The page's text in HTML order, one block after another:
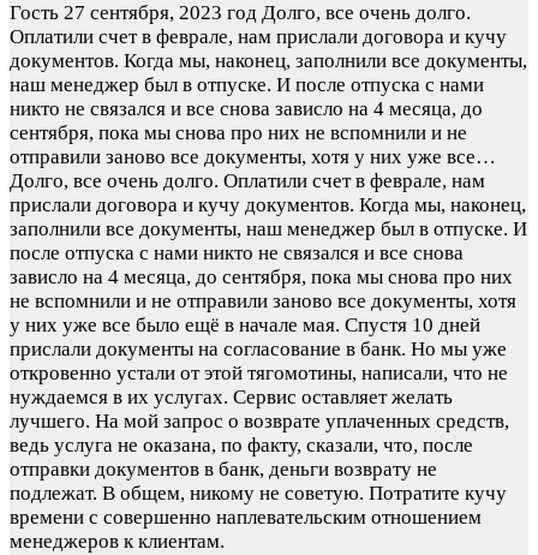
Гость 27 сентября, 2023 год Долго, все очень долго.
Оплатили счет в феврале, нам прислали договора и кучу
документов. Когда мы, наконец, заполнили все документы,
наш менеджер был в отпуске. И после отпуска с нами
никто не связался и все снова зависло на 4 месяца, до
сентября, пока мы снова про них не вспомнили и не
отправили заново все документы, хотя у них уже все…
Долго, все очень долго. Оплатили счет в феврале, нам
прислали договора и кучу документов. Когда мы, наконец,
заполнили все документы, наш менеджер был в отпуске. И
после отпуска с нами никто не связался и все снова
зависло на 4 месяца, до сентября, пока мы снова про них
не вспомнили и не отправили заново все документы, хотя
у них уже все было ещё в начале мая. Спустя 10 дней
прислали документы на согласование в банк. Но мы уже
откровенно устали от этой тягомотины, написали, что не
нуждаемся в их услугах. Сервис оставляет желать
лучшего. На мой запрос о возврате уплаченных средств,
ведь услуга не оказана, по факту, сказали, что, после
отправки документов в банк, деньги возврату не
подлежат. В общем, никому не советую. Потратите кучу
времени с совершенно наплевательским отношением
менеджеров к клиентам.